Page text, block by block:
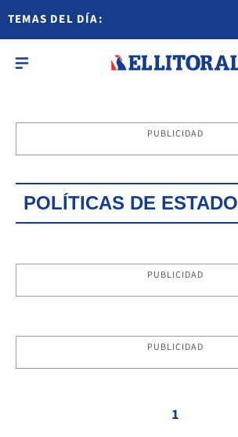
TEMAS DEL DÍA:
PUBLICIDAD
POLÍTICAS DE ESTADO
PUBLICIDAD
PUBLICIDAD
1